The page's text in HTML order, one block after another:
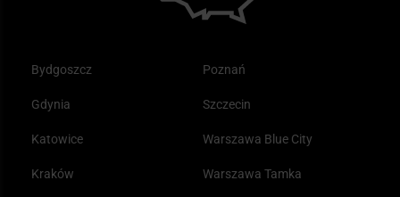
Bydgoszcz
Gdynia
Katowice
Kraków
Poznań
Szczecin
Warszawa Blue City
Warszawa Tamka